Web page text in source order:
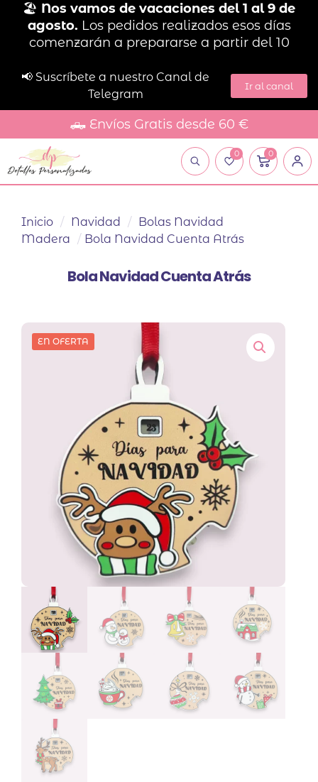
🏖️ Nos vamos de vacaciones del 1 al 9 de
agosto. Los pedidos realizados esos días
comenzarán a prepararse a partir del 10
📢 Suscríbete a nuestro Canal de
Telegram
Ir al canal
🛻 Envíos Gratis desde 60 €
0 0
Inicio / Navidad / Bolas Navidad
Madera / Bola Navidad Cuenta Atrás
Bola Navidad Cuenta Atrás
EN OFERTA